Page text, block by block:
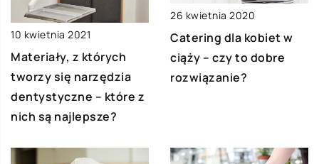
10 kwietnia 2021
Materiały, z których
tworzy się narzędzia
dentystyczne – które z
nich są najlepsze?
26 kwietnia 2020
Catering dla kobiet w
ciąży – czy to dobre
rozwiązanie?